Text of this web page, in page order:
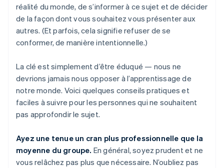
réalité du monde, de s’informer à ce sujet et de décider
de la façon dont vous souhaitez vous présenter aux
autres. (Et parfois, cela signifie refuser de se
conformer, de manière intentionnelle.)
La clé est simplement d’être éduqué — nous ne
devrions jamais nous opposer à l’apprentissage de
notre monde. Voici quelques conseils pratiques et
faciles à suivre pour les personnes qui ne souhaitent
pas approfondir le sujet.
Ayez une tenue un cran plus professionnelle que la
moyenne du groupe. En général, soyez prudent et ne
vous relâchez pas plus que nécessaire. N’oubliez pas